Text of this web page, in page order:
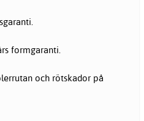
formgaranti.
och rötskador på